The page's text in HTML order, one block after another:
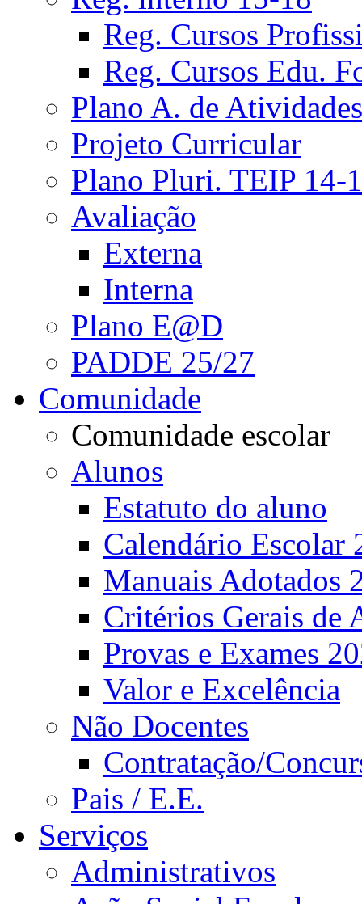
Reg. Cursos
Reg. Cursos Edu.
Plano A. de Atividades
Projeto Curricular
Plano Pluri. TEIP 14-
Avaliação
Externa
Interna
Plano E@D
PADDE 25/27
Comunidade
Comunidade escolar
Alunos
Estatuto do aluno
Calendário Escolar
Manuais Adotados
Critérios Gerais de
Provas e Exames
Valor e Excelência
Não Docentes
Contratação/
Pais / E.E.
Serviços
Administrativos